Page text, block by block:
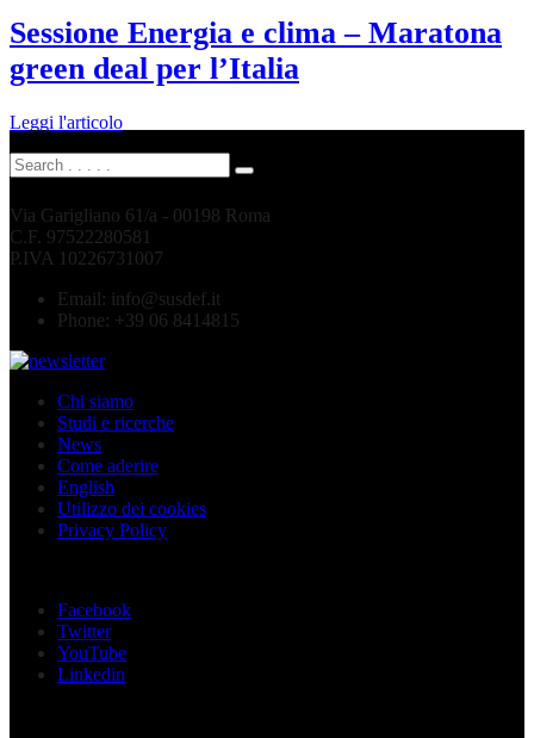
Sessione Energia e clima – Maratona
green deal per l’Italia
Leggi l'articolo
Via Garigliano 61/a - 00198 Roma
C.F. 97522280581
P.IVA 10226731007
Email: info@susdef.it
Phone: +39 06 8414815
Chi siamo
Studi e ricerche
News
Come aderire
English
Utilizzo dei cookies
Privacy Policy
Facebook
Twitter
YouTube
Linkedin